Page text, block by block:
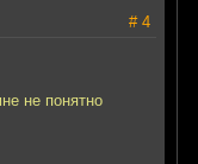
# 4
не понятно